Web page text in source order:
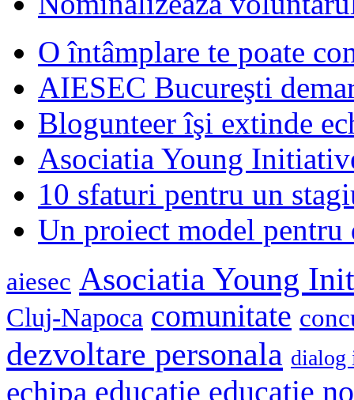
O întâmplare te poate
AIESEC Bucureşti
Blogunteer îşi extinde
Asociatia Young
10 sfaturi pentru un
Un proiect model
aiesec Asociatia Young
Cluj-Napoca comunitate
dezvoltare personala dialog
echipa educatie educatie